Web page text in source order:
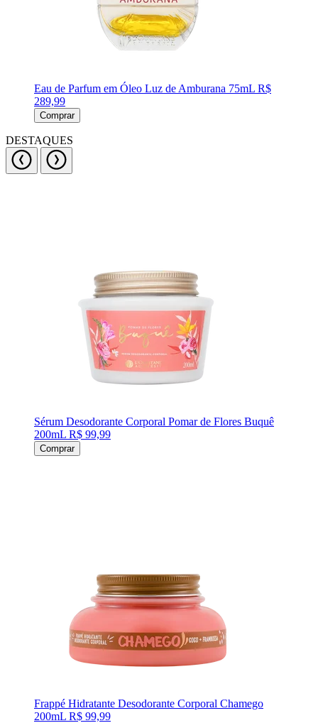
Eau de Parfum em Óleo Luz de Amburana 75mL R$
289,99
Comprar
DESTAQUES
Sérum Desodorante Corporal Pomar de Flores Buquê
200mL R$ 99,99
Comprar
Frappé Hidratante Desodorante Corporal Chamego
200mL R$ 99,99